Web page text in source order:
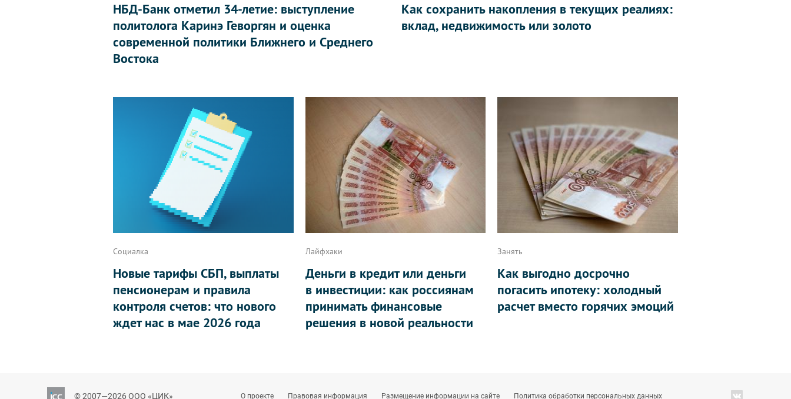
НБД-Банк отметил 34-летие: выступление
политолога Каринэ Геворгян и оценка
современной политики Ближнего и Среднего
Востока
Как сохранить накопления в текущих реалиях:
вклад, недвижимость или золото
Социалка
Новые тарифы СБП, выплаты
пенсионерам и правила
контроля счетов: что нового
ждет нас в мае 2026 года
Лайфхаки
Деньги в кредит или деньги
в инвестиции: как россиянам
принимать финансовые
решения в новой реальности
Занять
Как выгодно досрочно
погасить ипотеку: холодный
расчет вместо горячих эмоций
© 2007—2026 ООО «ЦИК» О проекте Правовая информация Размещение информации на сайте Политика обработки персональных данных